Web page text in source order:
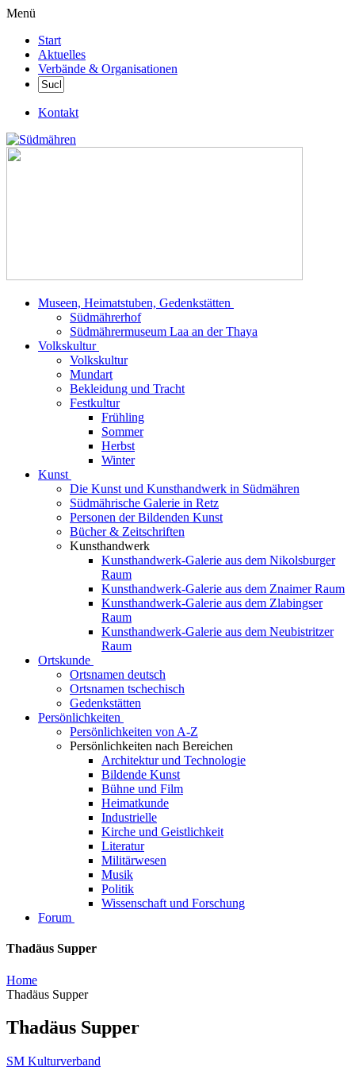
Menü
Start
Aktuelles
Verbände & Organisationen
Kontakt
Museen, Heimatstuben, Gedenkstätten
Südmährerhof
Südmährermuseum Laa an der Thaya
Volkskultur
Volkskultur
Mundart
Bekleidung und Tracht
Festkultur
Frühling
Sommer
Herbst
Winter
Kunst
Die Kunst und Kunsthandwerk in Südmähren
Südmährische Galerie in Retz
Personen der Bildenden Kunst
Bücher & Zeitschriften
Kunsthandwerk
Kunsthandwerk-Galerie aus dem Nikolsburger
Raum
Kunsthandwerk-Galerie aus dem Znaimer Raum
Kunsthandwerk-Galerie aus dem Zlabingser
Raum
Kunsthandwerk-Galerie aus dem Neubistritzer
Raum
Ortskunde
Ortsnamen deutsch
Ortsnamen tschechisch
Gedenkstätten
Persönlichkeiten
Persönlichkeiten von A-Z
Persönlichkeiten nach Bereichen
Architektur und Technologie
Bildende Kunst
Bühne und Film
Heimatkunde
Industrielle
Kirche und Geistlichkeit
Literatur
Militärwesen
Musik
Politik
Wissenschaft und Forschung
Forum
Thadäus Supper
Home
Thadäus Supper
Thadäus Supper
SM Kulturverband